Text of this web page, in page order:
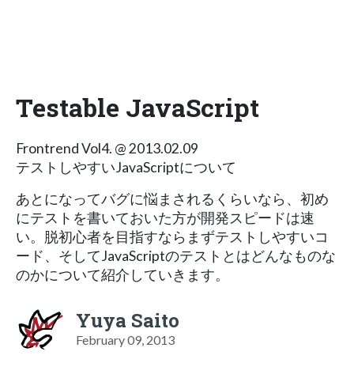
Testable JavaScript
Frontrend Vol4. @ 2013.02.09
テストしやすいJavaScriptについて
あとになってバグに悩まされるくらいなら、初め
にテストを書いておいた方が開発スピードは速
い。脱初心者を目指すならまずテストしやすいコ
ード、そしてJavaScriptのテストとはどんなものな
のかについて紹介していきます。
Yuya Saito
February 09, 2013